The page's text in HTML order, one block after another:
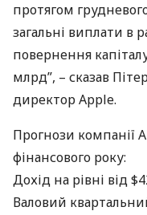
протягом
загальні виплати в
повернення
млрд”, – сказав
директор Apple.
Прогнози компанії
фінансового року:
Дохід на рівні від
Валовий